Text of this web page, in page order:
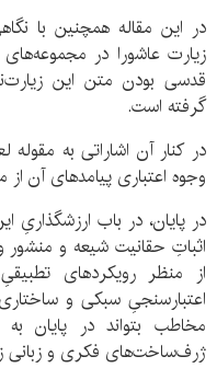
در این مقاله همچنین با
زیارت عاشورا در
قدسی بودن متن این
گرفته است.
در کنار آن اشاراتی به مقوله
وجوه اعتباری پیامدهای آن
در پایان، در باب
اثباتِ حقانیت شیعه و
از منظر رویکردهای
اعتبارسنجیِ سبکی و
مخاطب بتواند در پایان
ژرف‌ساخت‌های فکری و زبانی